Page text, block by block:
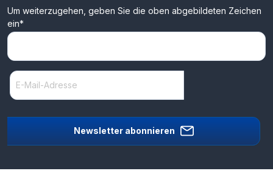
Um weiterzugehen, geben Sie die oben abgebildeten Zeichen
ein*
Newsletter abonnieren